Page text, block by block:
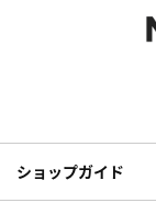
ショップガイド